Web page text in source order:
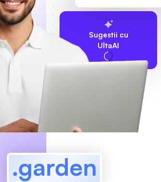
Sugestii cu
UltaAI
.garden